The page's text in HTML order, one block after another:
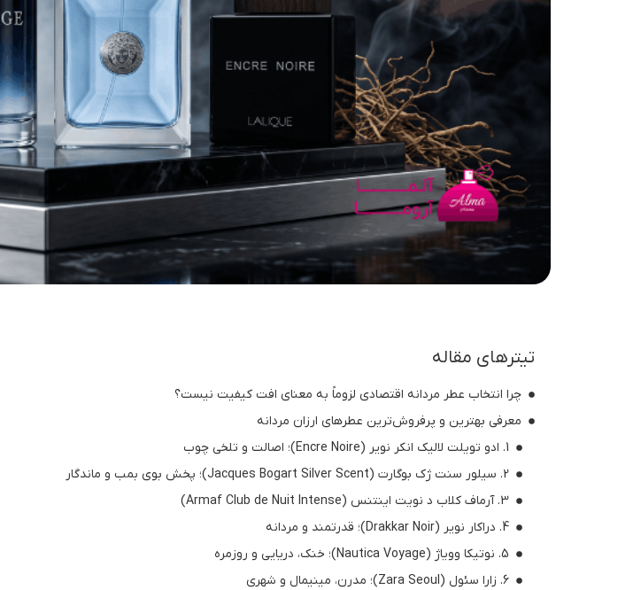
تیترهای مقاله
چرا انتخاب عطر مردانه اقتصادی لزوماً به معنای افت کیفیت نیست؟
معرفی بهترین و پرفروش‌ترین عطرهای ارزان مردانه
1. ادو تویلت لالیک انکر نویر (Encre Noire)؛ اصالت و تلخی چوب
2. سیلور سنت ژک بوگارت (Jacques Bogart Silver Scent)؛ پخش بوی بمب و ماندگار
3. آرماف کلاب د نویت اینتنس (Armaf Club de Nuit Intense)
4. دراکار نویر (Drakkar Noir)؛ قدرتمند و مردانه
5. نوتیکا وویاژ (Nautica Voyage)؛ خنک، دریایی و روزمره
6. زارا سئول (Zara Seoul)؛ مدرن، مینیمال و شهری